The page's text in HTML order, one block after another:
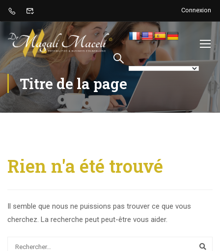
Connexion
Titre de la page
Rien n'a été trouvé
Il semble que nous ne puissions pas trouver ce que vous
cherchez. La recherche peut peut-être vous aider.